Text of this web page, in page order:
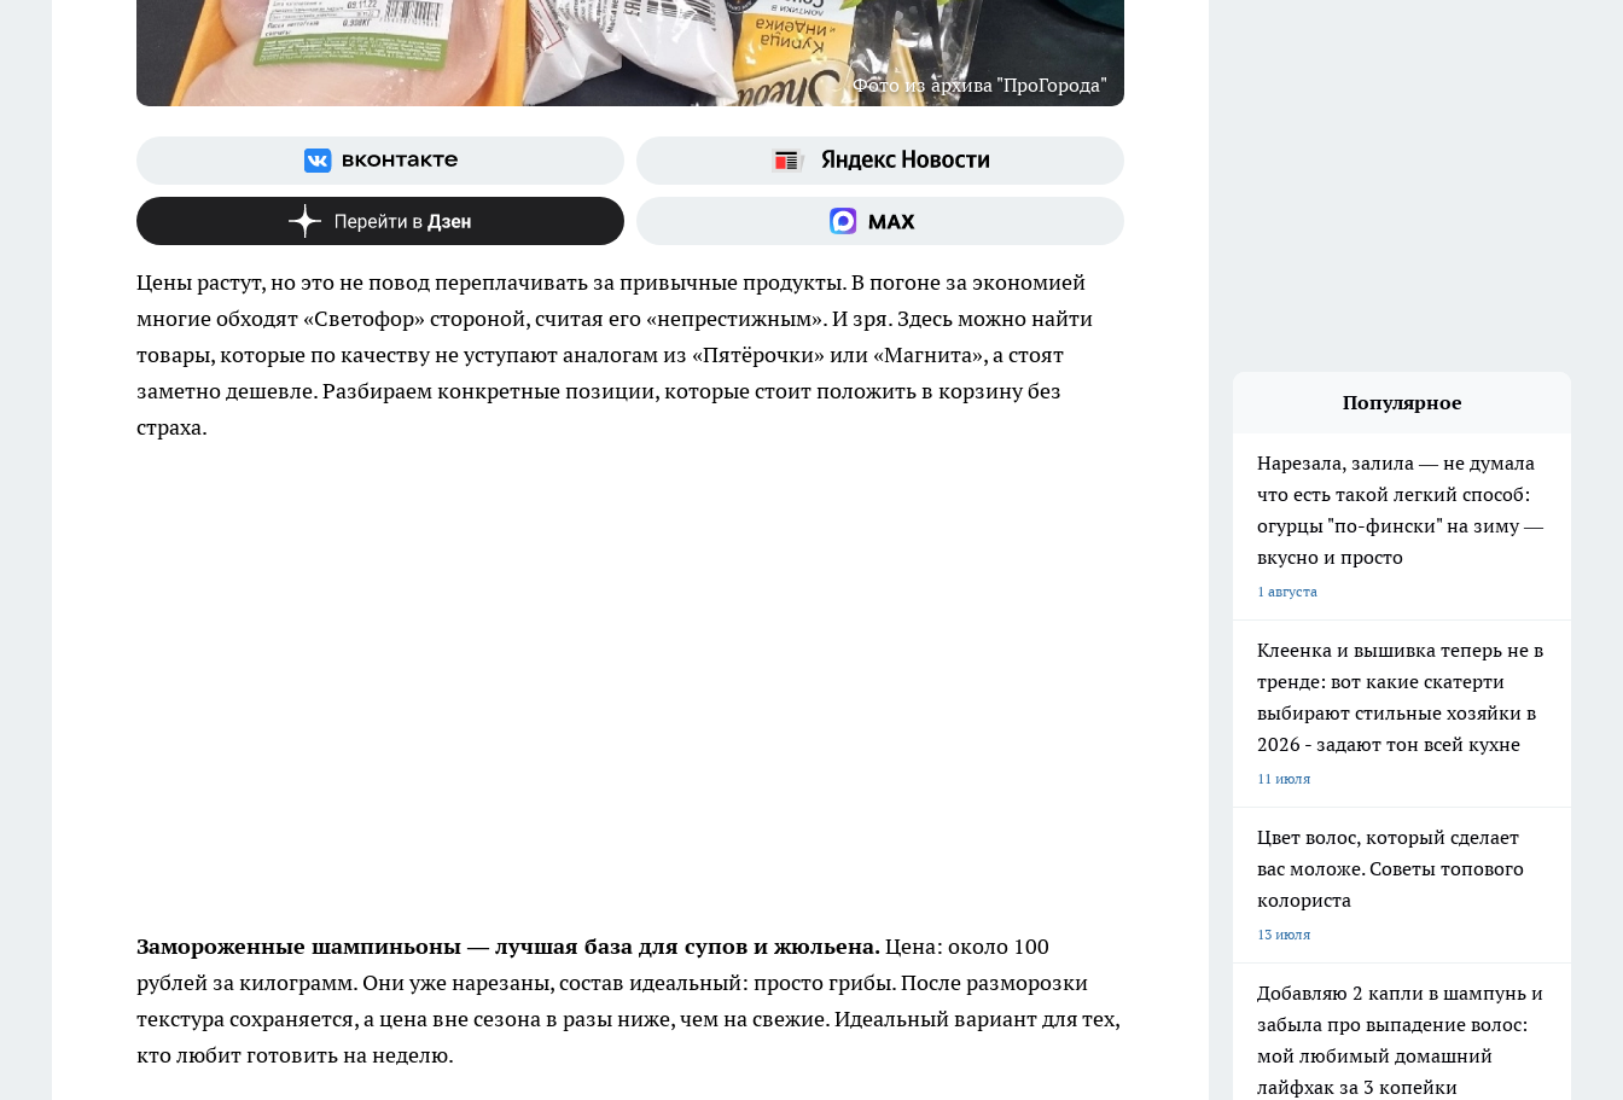
Фото из архива "ПроГорода"
Цены растут, но это не повод переплачивать за привычные продукты. В погоне за экономией
многие обходят «Светофор» стороной, считая его «непрестижным». И зря. Здесь можно найти
товары, которые по качеству не уступают аналогам из «Пятёрочки» или «Магнита», а стоят
заметно дешевле. Разбираем конкретные позиции, которые стоит положить в корзину без
страха.
Замороженные шампиньоны — лучшая база для супов и жюльена.Цена: около 100
рублей за килограмм. Они уже нарезаны, состав идеальный: просто грибы. После разморозки
текстура сохраняется, а цена вне сезона в разы ниже, чем на свежие. Идеальный вариант для тех,
кто любит готовить на неделю.
Популярное
Нарезала, залила — не думала
что есть такой легкий способ:
огурцы "по-фински" на зиму —
вкусно и просто
1 августа
Клеенка и вышивка теперь не в
тренде: вот какие скатерти
выбирают стильные хозяйки в
2026 - задают тон всей кухне
11 июля
Цвет волос, который сделает
вас моложе. Советы топового
колориста
13 июля
Добавляю 2 капли в шампунь и
забыла про выпадение волос:
мой любимый домашний
лайфхак за 3 копейки